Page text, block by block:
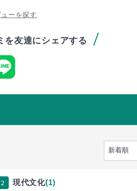
ーを探す
を友達にシェアする
2 現代文化(1)